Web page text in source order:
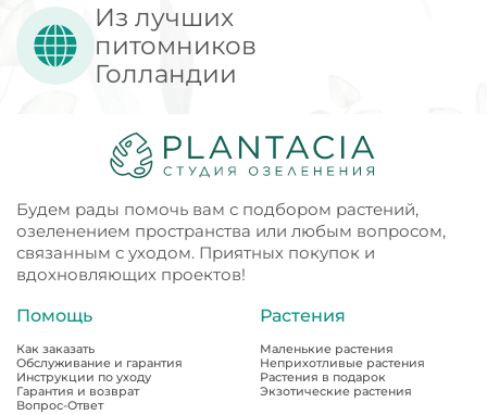
Из лучших
питомников
Голландии
Будем рады помочь вам с подбором растений,
озеленением пространства или любым вопросом,
связанным с уходом. Приятных покупок и
вдохновляющих проектов!
Помощь
Как заказать
Обслуживание и гарантия
Инструкции по уходу
Гарантия и возврат
Вопрос-Ответ
Растения
Маленькие растения
Неприхотливые растения
Растения в подарок
Экзотические растения